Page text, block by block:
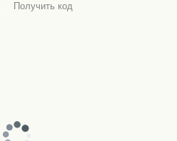
Получить код